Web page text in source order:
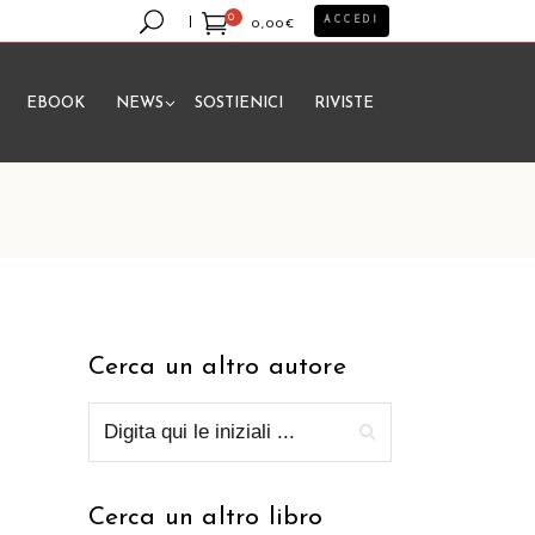
0
0,00€
prodotto nel carrello.
ACCEDI
EBOOK NEWS SOSTIENICI RIVISTE
Cerca un altro autore
Cerca un altro libro